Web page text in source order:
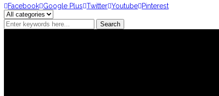
Facebook Google Plus Twitter Youtube Pinterest
Search